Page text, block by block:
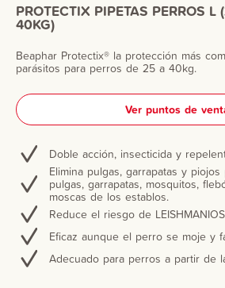
PROTECTIX PIPETAS PERROS L
40KG)
Beaphar Protectix® la protección más
parásitos para perros de 25 a 40kg.
Ver puntos de
Doble acción, insecticida y
Elimina pulgas, garrapatas y
pulgas, garrapatas, mosquitos,
moscas de los establos.
Reduce el riesgo de
Eficaz aunque el perro se moje y
Adecuado para perros a partir de